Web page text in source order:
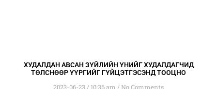
ХУДАЛДАН АВСАН ЗҮЙЛИЙН ҮНИЙГ ХУДАЛДАГЧИД
ТӨЛСНӨӨР ҮҮРГИЙГ ГҮЙЦЭТГЭСЭНД ТООЦНО
2023-06-23 10:36 am No Comments